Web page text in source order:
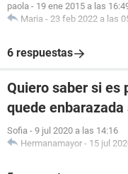
paola - 19 ene 2015 a las
Maria - 23 feb 2022 a las
6 respuestas
Quiero saber si es
quede
Sofia - 9 jul 2020 a las 14:16
Hermanamayor - 15 jul